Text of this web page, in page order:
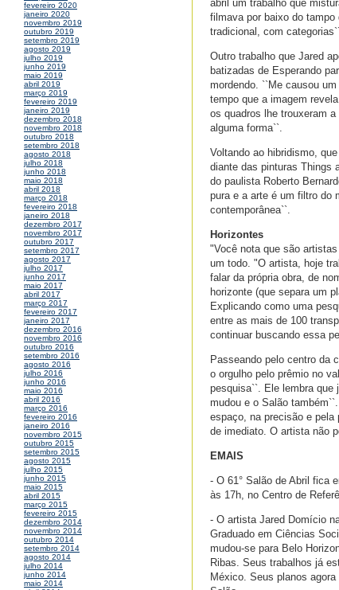
fevereiro 2020
janeiro 2020
novembro 2019
outubro 2019
setembro 2019
agosto 2019
julho 2019
junho 2019
maio 2019
abril 2019
março 2019
fevereiro 2019
janeiro 2019
dezembro 2018
novembro 2018
outubro 2018
setembro 2018
agosto 2018
julho 2018
junho 2018
maio 2018
abril 2018
março 2018
fevereiro 2018
janeiro 2018
dezembro 2017
novembro 2017
outubro 2017
setembro 2017
agosto 2017
julho 2017
junho 2017
maio 2017
abril 2017
março 2017
fevereiro 2017
janeiro 2017
dezembro 2016
novembro 2016
outubro 2016
setembro 2016
agosto 2016
julho 2016
junho 2016
maio 2016
abril 2016
março 2016
fevereiro 2016
janeiro 2016
novembro 2015
outubro 2015
setembro 2015
agosto 2015
julho 2015
junho 2015
maio 2015
abril 2015
março 2015
fevereiro 2015
dezembro 2014
novembro 2014
outubro 2014
setembro 2014
agosto 2014
julho 2014
junho 2014
maio 2014
abril um trabalho que
filmava por baixo do tampo
tradicional, com
Outro trabalho que Jared
batizadas de Esperando
mordendo. ``Me causou
tempo que a imagem
os quadros lhe trouxeram
alguma forma``.
Voltando ao hibridismo,
diante das pinturas Things
do paulista Roberto
pura e a arte é um filtro do
contemporânea``.
Horizontes
"Você nota que são
um todo. "O artista, hoje
falar da própria obra, de
horizonte (que separa um
Explicando como uma
entre as mais de 100
continuar buscando essa
Passeando pelo centro da
o orgulho pelo prêmio no
pesquisa``. Ele lembra que
mudou e o Salão
espaço, na precisão e pela
de imediato. O artista não
EMAIS
- O 61° Salão de Abril fica
às 17h, no Centro de
- O artista Jared Domício
Graduado em Ciências
mudou-se para Belo
Ribas. Seus trabalhos já
México. Seus planos